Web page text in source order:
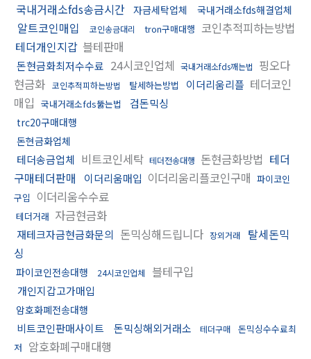
국내거래소fds송금시간 자금세탁업체 국내거래소fds해결업체
알트코인매입 코인송금대리 tron구매대행 코인추적피하는방법
테더개인지갑 블테판매
돈현금화최저수수료 24시코인업체 국내거래소fds깨는법
핑오다
현금화 코인추적피하는방법 탈세하는방법 이더리움리플 테더코인
매입 국내거래소fds뚫는법 검돈믹싱
trc20구매대행
돈현금화업체
테더송금업체 비트코인세탁 테더전송대행 돈현금화방법 테더
구매테더판매
이더리움매입 이더리움리플코인구매 파이코인
구입
이더리움수수료
테더거래 자금현금화
재테크자금현금화문의 돈믹싱해드립니다 장외거래
탈세돈믹
싱
파이코인전송대행 24시코인업체 블테구입
개인지갑고가매입
암호화폐전송대행
비트코인판매사이트 돈믹싱해외거래소 테더구매
돈믹싱수수료최
저 암호화폐구매대행